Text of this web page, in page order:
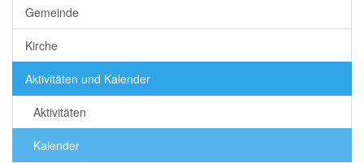
Gemeinde
Kirche
Aktivitäten und Kalender
Aktivitäten
Kalender